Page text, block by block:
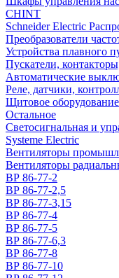
CHINT
Schneider Electric
Преобразователи
Устройства плавного
Пускатели,
Автоматические
Реле, датчики,
Щитовое
Остальное
Светосигнальная и
Systeme Electric
Вентиляторы
Вентиляторы
ВР 86-77-2
ВР 86-77-2,5
ВР 86-77-3,15
ВР 86-77-4
ВР 86-77-5
ВР 86-77-6,3
ВР 86-77-8
ВР 86-77-10